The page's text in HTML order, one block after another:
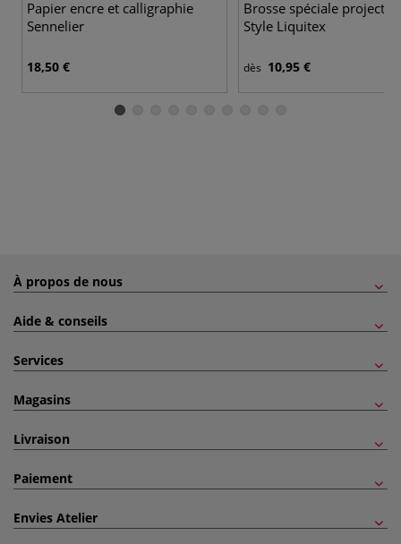
Papier encre et calligraphie
Sennelier
18,50 €
Brosse spéciale
Style Liquitex
dès 10,95 €
À propos de nous
Aide & conseils
Services
Magasins
Livraison
Paiement
Envies Atelier